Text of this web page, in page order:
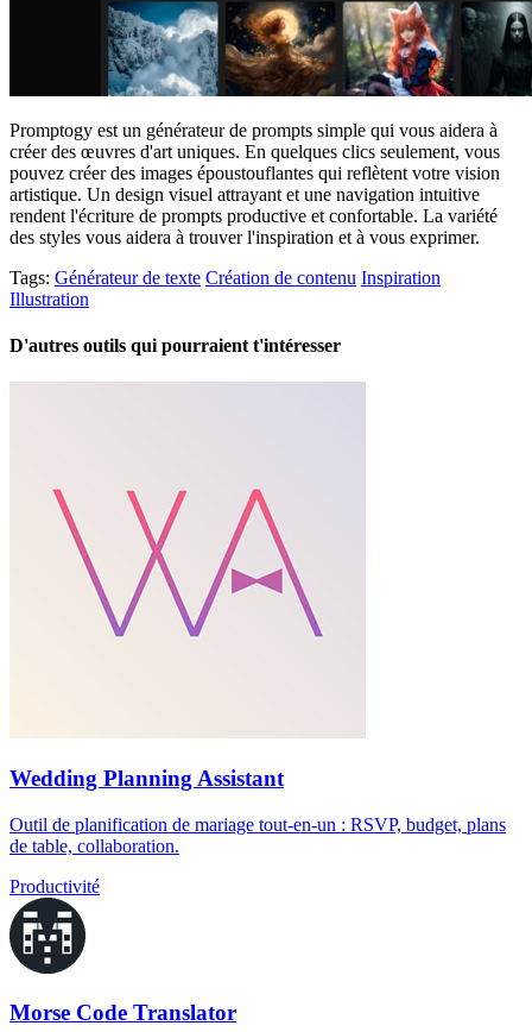
Promptogy est un générateur de prompts simple qui vous aidera à
créer des œuvres d'art uniques. En quelques clics seulement, vous
pouvez créer des images époustouflantes qui reflètent votre vision
artistique. Un design visuel attrayant et une navigation intuitive
rendent l'écriture de prompts productive et confortable. La variété
des styles vous aidera à trouver l'inspiration et à vous exprimer.
Tags: Générateur de texte Création de contenu Inspiration
Illustration
D'autres outils qui pourraient t'intéresser
Wedding Planning Assistant
Outil de planification de mariage tout-en-un : RSVP, budget, plans
de table, collaboration.
Productivité
Morse Code Translator